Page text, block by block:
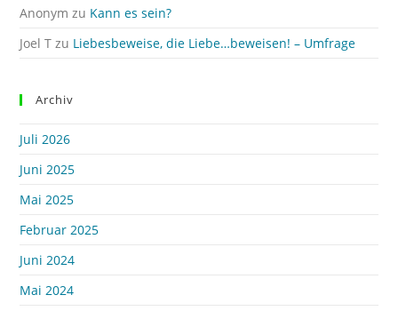
Anonym zu Kann es sein?
Joel T zu Liebesbeweise, die Liebe…beweisen! – Umfrage
Archiv
Juli 2026
Juni 2025
Mai 2025
Februar 2025
Juni 2024
Mai 2024